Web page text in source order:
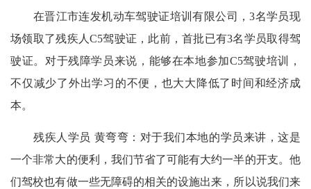
在晋江市连发机动车驾驶证培训有限公司，3名学员现
场领取了残疾人C5驾驶证，此前，首批已有3名学员取得驾
驶证。对于残障学员来说，能够在本地参加C5驾驶培训，
不仅减少了外出学习的不便，也大大降低了时间和经济成
本。
残疾人学员 黄弯弯：对于我们本地的学员来讲，这是
一个非常大的便利，我们节省了可能有大约一半的开支。他
们驾校也有做一些无障碍的相关的设施出来，所以说我们来